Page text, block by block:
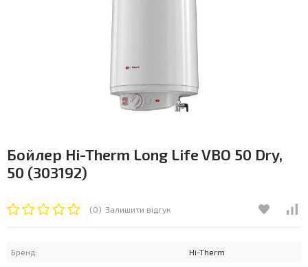
Бойлер Hi-Therm Long Life VBO 50 Dry,
50 (303192)
(0) Залишити відгук
Бренд: Hi-Therm